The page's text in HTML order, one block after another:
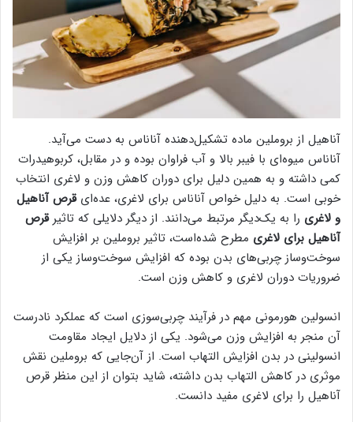
آناهیل از بروملین ماده تشکیل‌دهنده آناناس به دست می‌آید.
آناناس میوه‌ای با فیبر بالا و آب فراوان بوده و در مقابل، کربوهیدرات
کمی داشته و به همین دلیل برای دوران کاهش وزن و لاغری انتخاب
خوبی است. به دلیل خواص آناناس برای لاغری، عده‌ایقرص آناهیل
و لاغری را به یک‌دیگر مرتبط می‌دانند. از دیگر دلایلی که تاثیرقرص
آناهیل برای لاغری مطرح شده‌است، تاثیر بروملین بر افزایش
سوخت‌وساز چربی‌های بدن بوده که افزایش سوخت‌وساز یکی از
ضروریات دوران لاغری و کاهش وزن است.
انسولین هورمونی مهم در فرآیند چربی‌سوزی است که عملکرد نادرست
آن منجر به افزایش وزن می‌شود. یکی از دلایل ایجاد مقاومت
انسولینی در بدن افزایش التهاب است. از آن‌جایی که بروملین نقش
موثری در کاهش التهاب بدن داشته، شاید بتوان از این منظر قرص
آناهیل را برای لاغری مفید دانست.